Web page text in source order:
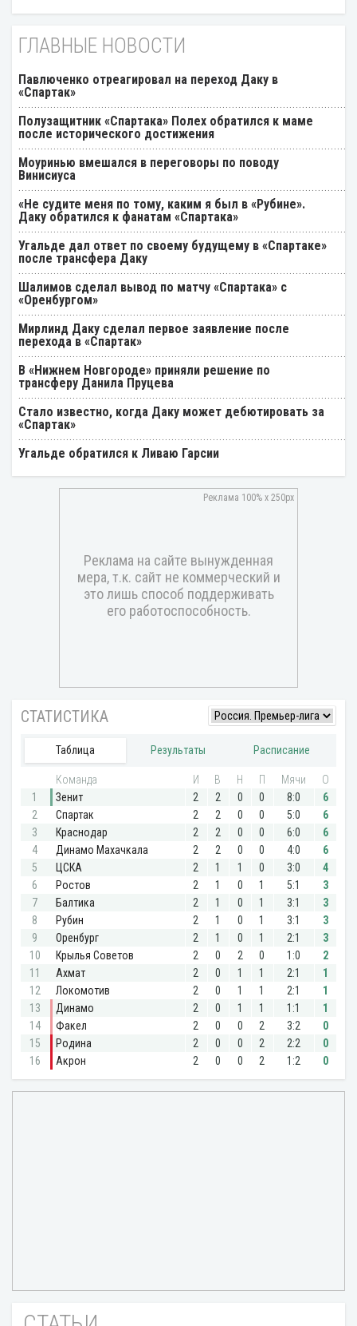
ГЛАВНЫЕ НОВОСТИ
Павлюченко отреагировал на переход Даку в
«Спартак»
Полузащитник «Спартака» Полех обратился к маме
после исторического достижения
Моуринью вмешался в переговоры по поводу
Винисиуса
«Не судите меня по тому, каким я был в «Рубине».
Даку обратился к фанатам «Спартака»
Угальде дал ответ по своему будущему в «Спартаке»
после трансфера Даку
Шалимов сделал вывод по матчу «Спартака» с
«Оренбургом»
Мирлинд Даку сделал первое заявление после
перехода в «Спартак»
В «Нижнем Новгороде» приняли решение по
трансферу Данила Пруцева
Стало известно, когда Даку может дебютировать за
«Спартак»
Угальде обратился к Ливаю Гарсии